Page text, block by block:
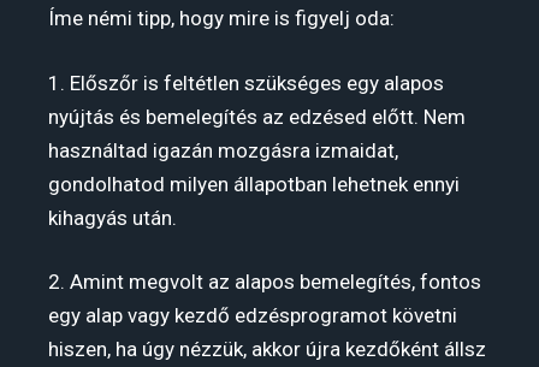
Íme némi tipp, hogy mire is figyelj oda:
1. Előszőr is feltétlen szükséges egy alapos
nyújtás és bemelegítés az edzésed előtt. Nem
használtad igazán mozgásra izmaidat,
gondolhatod milyen állapotban lehetnek ennyi
kihagyás után.
2. Amint megvolt az alapos bemelegítés, fontos
egy alap vagy kezdő edzésprogramot követni
hiszen, ha úgy nézzük, akkor újra kezdőként állsz